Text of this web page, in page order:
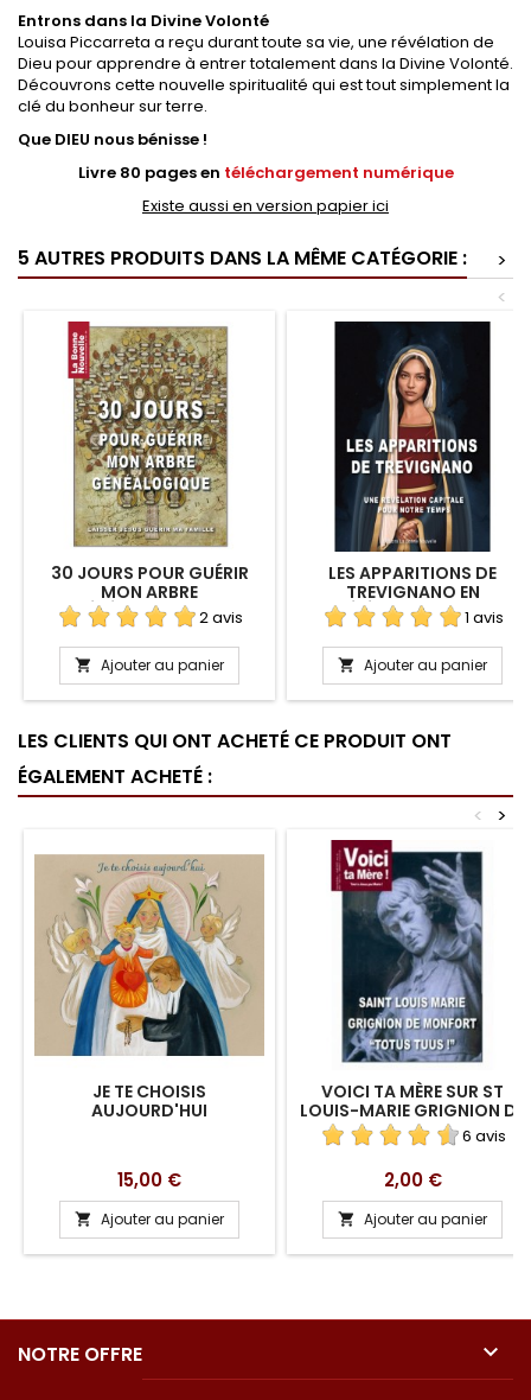
Entrons dans la Divine Volonté
Louisa Piccarreta a reçu durant toute sa vie, une révélation de
Dieu pour apprendre à entrer totalement dans la Divine Volonté.
Découvrons cette nouvelle spiritualité qui est tout simplement la
clé du bonheur sur terre.
Que DIEU nous bénisse !
Livre 80 pages en téléchargement numérique
Existe aussi en version papier ici
5 AUTRES PRODUITS DANS LA MÊME CATÉGORIE :
>
<
30 JOURS POUR GUÉRIR
MON ARBRE
GÉNÉALOGIQUE EN
TÉLÉCHARGEMENT
2 avis
 Ajouter au panier
LES APPARITIONS DE
TREVIGNANO EN
TÉLÉCHARGEMENT1 avis
 Ajouter au panier
LES CLIENTS QUI ONT ACHETÉ CE PRODUIT ONT
ÉGALEMENT ACHETÉ :
>
<
JE TE CHOISIS
AUJOURD'HUI
Prix
15,00 €
 Ajouter au panier
VOICI TA MÈRE SUR ST
LOUIS-MARIE GRIGNION DE
MONTFORT EN
TÉLÉCHARGEMENT
6 avis
Prix
2,00 €
 Ajouter au panier
NOTRE OFFRE 